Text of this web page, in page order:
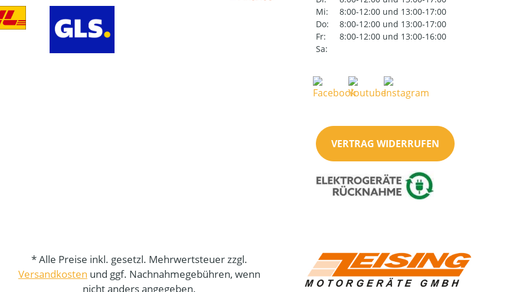
Mi:
8:00-12:00 und 13:00-17:00
Do:
8:00-12:00 und 13:00-17:00
Fr:
8:00-12:00 und 13:00-16:00
Sa:
VERTRAG WIDERRUFEN
* Alle Preise inkl. gesetzl. Mehrwertsteuer zzgl.
Versandkosten und ggf. Nachnahmegebühren, wenn
nicht anders angegeben.